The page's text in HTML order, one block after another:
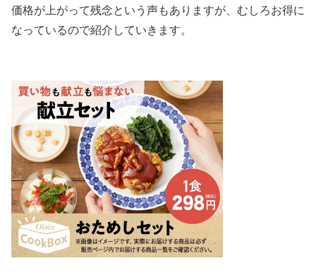
価格が上がって残念という声もありますが、むしろお得に
なっているので紹介していきます。